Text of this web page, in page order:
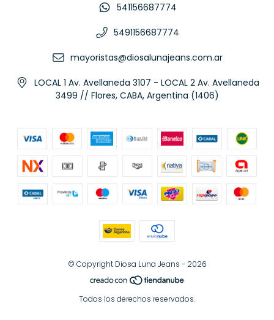
541156687774
5491156687774
mayoristas@diosalunajeans.com.ar
LOCAL 1 Av. Avellaneda 3107 - LOCAL 2 Av. Avellaneda
3499 // Flores, CABA, Argentina (1406)
© Copyright Diosa Luna Jeans - 2026
Todos los derechos reservados.